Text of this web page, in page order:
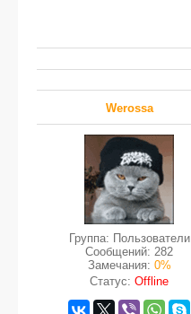
Werossa
Группа: Пользователи
Сообщений: 282
Замечания: 0%
Статус: Offline